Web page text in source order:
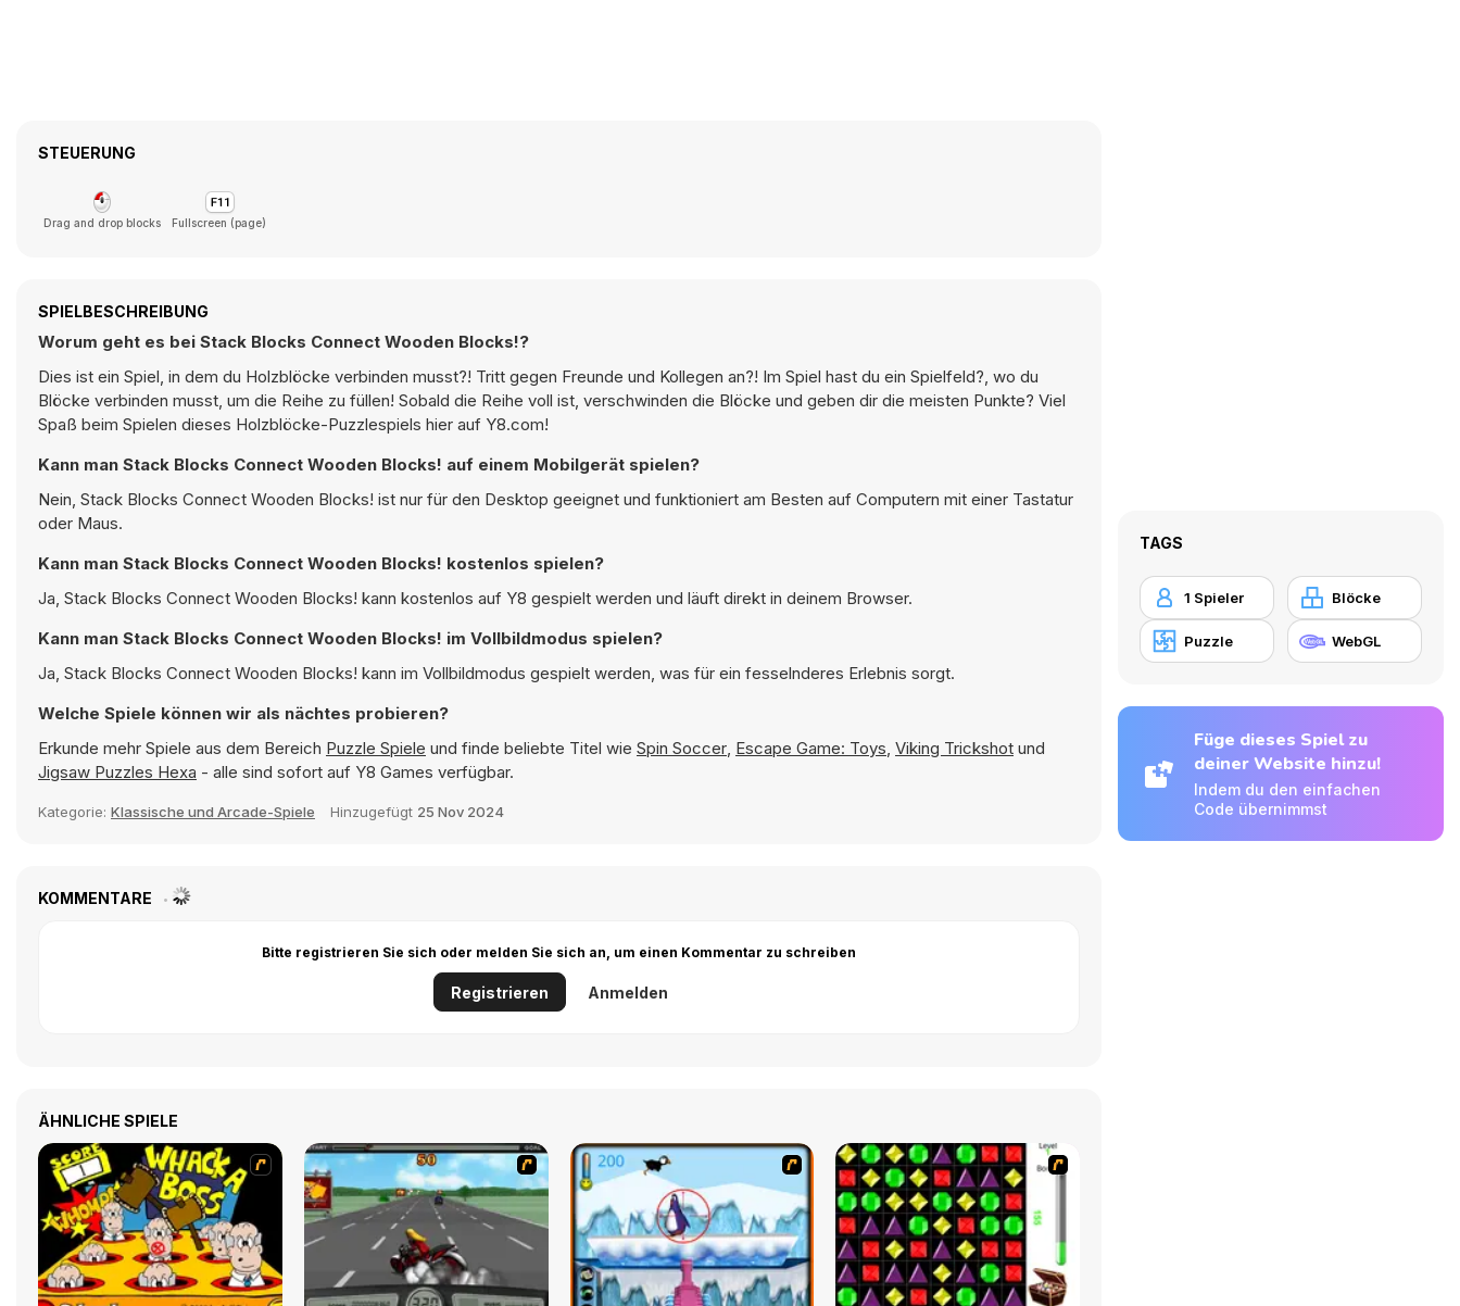
STEUERUNG
Drag and drop blocks Fullscreen (page)
SPIELBESCHREIBUNG
Worum geht es bei Stack Blocks Connect Wooden Blocks!?
Dies ist ein Spiel, in dem du Holzblöcke verbinden musst?! Tritt gegen Freunde und Kollegen an?! Im Spiel hast du ein Spielfeld?, wo du
Blöcke verbinden musst, um die Reihe zu füllen! Sobald die Reihe voll ist, verschwinden die Blöcke und geben dir die meisten Punkte? Viel
Spaß beim Spielen dieses Holzblöcke-Puzzlespiels hier auf Y8.com!
Kann man Stack Blocks Connect Wooden Blocks! auf einem Mobilgerät spielen?
Nein, Stack Blocks Connect Wooden Blocks! ist nur für den Desktop geeignet und funktioniert am Besten auf Computern mit einer Tastatur
oder Maus.
Kann man Stack Blocks Connect Wooden Blocks! kostenlos spielen?
Ja, Stack Blocks Connect Wooden Blocks! kann kostenlos auf Y8 gespielt werden und läuft direkt in deinem Browser.
Kann man Stack Blocks Connect Wooden Blocks! im Vollbildmodus spielen?
Ja, Stack Blocks Connect Wooden Blocks! kann im Vollbildmodus gespielt werden, was für ein fesselnderes Erlebnis sorgt.
Welche Spiele können wir als nächtes probieren?
Erkunde mehr Spiele aus dem Bereich Puzzle Spiele und finde beliebte Titel wie Spin Soccer, Escape Game: Toys, Viking Trickshot und
Jigsaw Puzzles Hexa - alle sind sofort auf Y8 Games verfügbar.
Kategorie: Klassische und Arcade-Spiele Hinzugefügt 25 Nov 2024
KOMMENTARE
Bitte registrieren Sie sich oder melden Sie sich an, um einen Kommentar zu schreiben
Registrieren Anmelden
ÄHNLICHE SPIELE
TAGS
1 Spieler Blöcke
Puzzle WebGL
Füge dieses Spiel zu
deiner Website hinzu!
Indem du den einfachen
Code übernimmst